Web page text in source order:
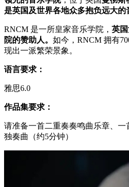
是英国及世界各地众多抱负远大的
RNCM 是一所皇家音乐学院， 英
院的赞助人。 如今，RNCM 拥有
现出一派繁荣景象。
语言要求：
雅思6.0
作品集要求：
请准备一首二重奏奏鸣曲乐章、
独奏曲（约5分钟）